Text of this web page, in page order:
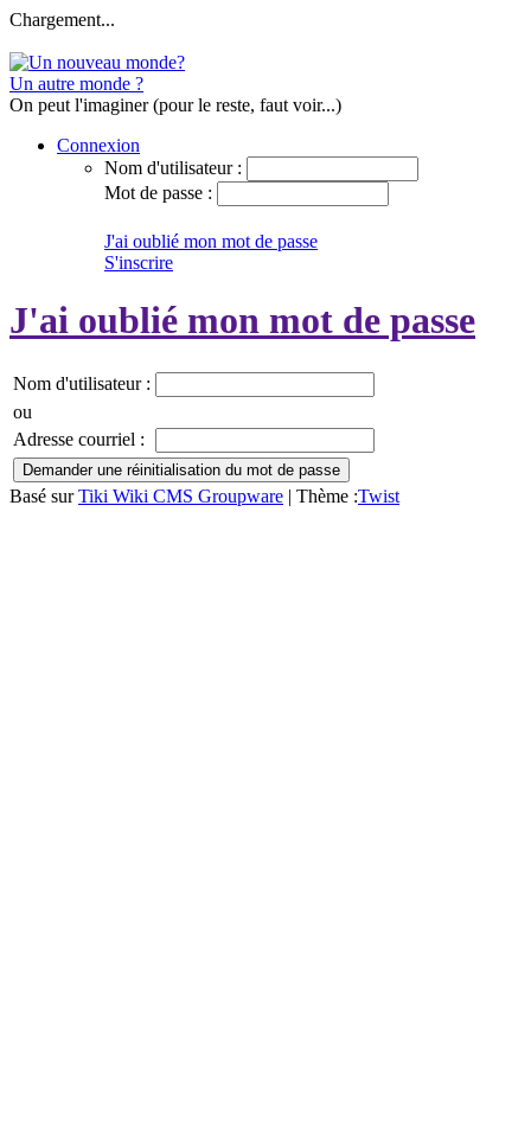
Chargement...
Un autre monde ?
On peut l'imaginer (pour le reste, faut voir...)
Connexion
Nom d'utilisateur :
Mot de passe :
J'ai oublié mon mot de passe
S'inscrire
J'ai oublié mon mot de passe
Nom d'utilisateur :
ou
Adresse courriel :
Basé surTiki Wiki CMS Groupware | Thème :Twist